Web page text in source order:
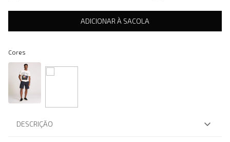
ADICIONAR À SACOLA
Cores
DESCRIÇÃO